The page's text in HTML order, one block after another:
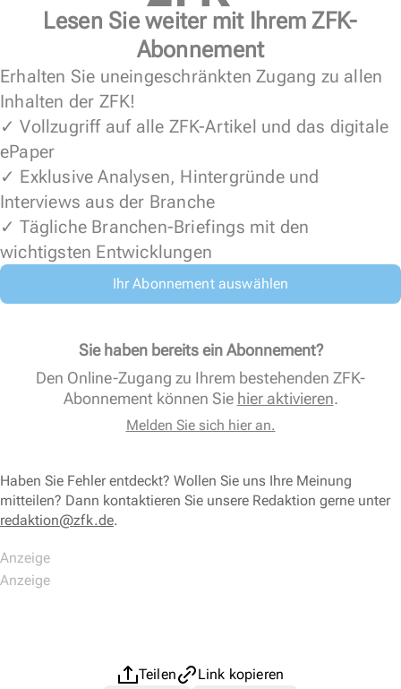
Lesen Sie weiter mit Ihrem ZFK-
Abonnement
Erhalten Sie uneingeschränkten Zugang zu allen
Inhalten der ZFK!
✓ Vollzugriff auf alle ZFK-Artikel und das digitale
ePaper
✓ Exklusive Analysen, Hintergründe und
Interviews aus der Branche
✓ Tägliche Branchen-Briefings mit den
wichtigsten Entwicklungen
Ihr Abonnement auswählen
Sie haben bereits ein Abonnement?
Den Online-Zugang zu Ihrem bestehenden ZFK-
Abonnement können Sie hier aktivieren.
Melden Sie sich hier an.
Haben Sie Fehler entdeckt? Wollen Sie uns Ihre Meinung
mitteilen? Dann kontaktieren Sie unsere Redaktion gerne unter
redaktion@zfk.de.
Teilen
Link kopieren